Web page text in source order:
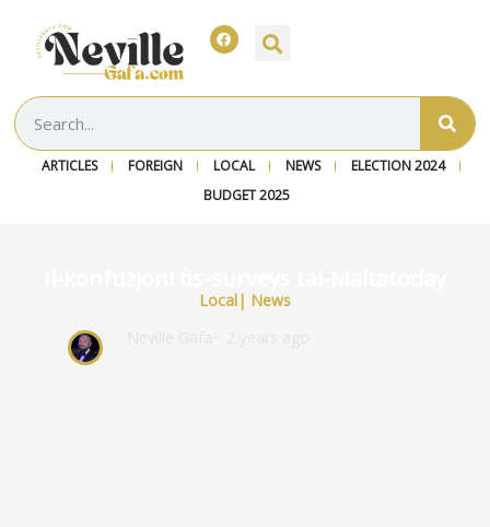
ARTICLES FOREIGN LOCAL NEWS
ELECTION 2024
BUDGET 2025
Local | News